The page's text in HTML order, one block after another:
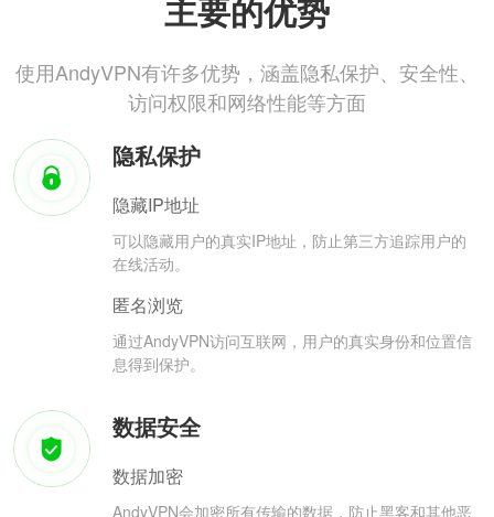
主要的优势
使用AndyVPN有许多优势，涵盖隐私保护、安全性、
访问权限和网络性能等方面
隐私保护
隐藏IP地址
可以隐藏用户的真实IP地址，防止第三方追踪用户的
在线活动。
匿名浏览
通过AndyVPN访问互联网，用户的真实身份和位置信
息得到保护。
数据安全
数据加密
AndyVPN会加密所有传输的数据，防止黑客和其他恶